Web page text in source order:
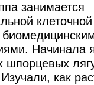
занимается
клеточной
Начинала
шпорцевых
как